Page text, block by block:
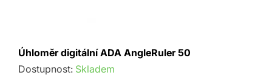
Úhloměr digitální ADA AngleRuler 50
Dostupnost: Skladem